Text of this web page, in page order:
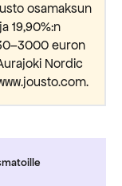
osamaksun
19,90%:n
euron
Nordic